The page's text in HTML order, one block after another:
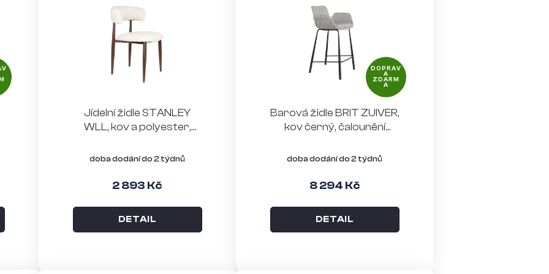
r
o
d
t
Jídelní židle STANLEY
WLL, kov a polyester,
doba dodání do 2 týdnů
2 893 Kč
DETAIL
DOPRAV
A
ZDARM
A
Barová židle BRIT ZUIVER,
kov černý, čalounění
doba dodání do 2 týdnů
8 294 Kč
DETAIL